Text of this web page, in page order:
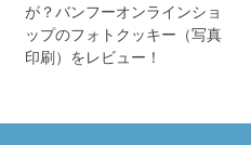
が？バンフーオンラインショ
ップのフォトクッキー（写真
印刷）をレビュー！